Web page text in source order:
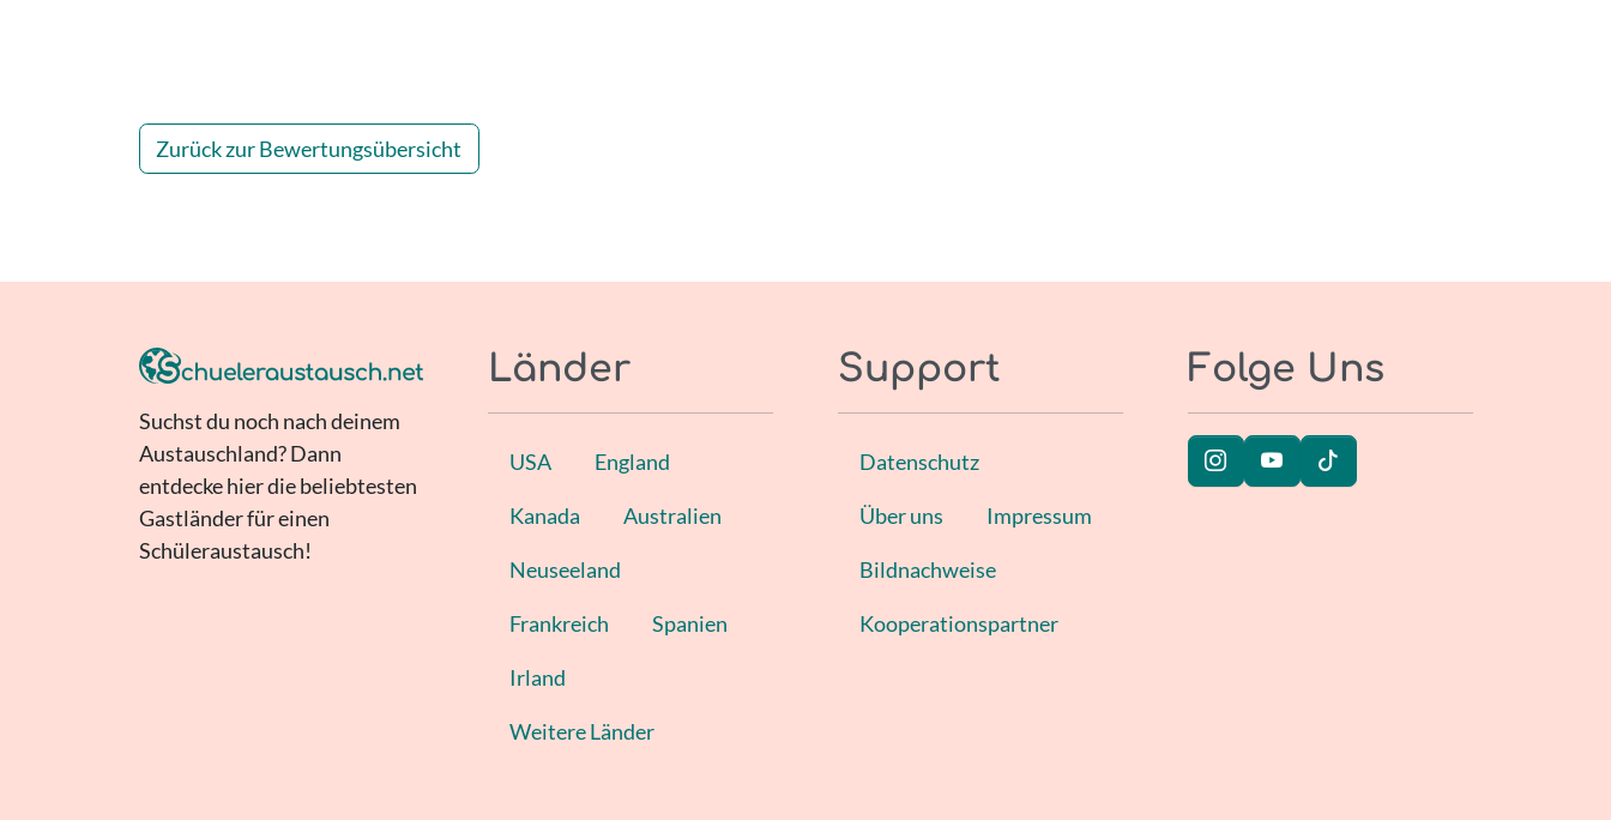
Zurück zur Bewertungsübersicht
Suchst du noch nach deinem
Austauschland? Dann
entdecke hier die beliebtesten
Gastländer für einen
Schüleraustausch!
Länder
USA England
Kanada Australien
Neuseeland
Frankreich Spanien
Irland
Weitere Länder
Support
Datenschutz
Über uns Impressum
Bildnachweise
Kooperationspartner
Folge Uns